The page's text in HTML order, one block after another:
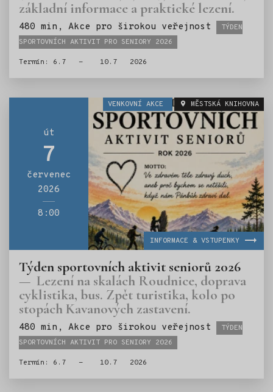
základní informace a praktické lezení.
480 min, Akce pro širokou veřejnost Štítky:
TÝDEN
SPORTOVNÍCH AKTIVIT PRO SENIORY 2026
Termín: 6.7 - 10.7 2026
út
7
červenec
2026
8:00
VENKOVNÍ AKCE MĚSTSKÁ KNIHOVNA
Týden sportovních aktivit seniorů 2026
Lezení na skalách Roudnice, doprava
cyklistika, bus. Zpět turistika, kolo po
stopách Kavanových zastavení.
480 min, Akce pro širokou veřejnost Štítky:
TÝDEN
SPORTOVNÍCH AKTIVIT PRO SENIORY 2026
Termín: 6.7 - 10.7 2026
INFORMACE & VSTUPENKY